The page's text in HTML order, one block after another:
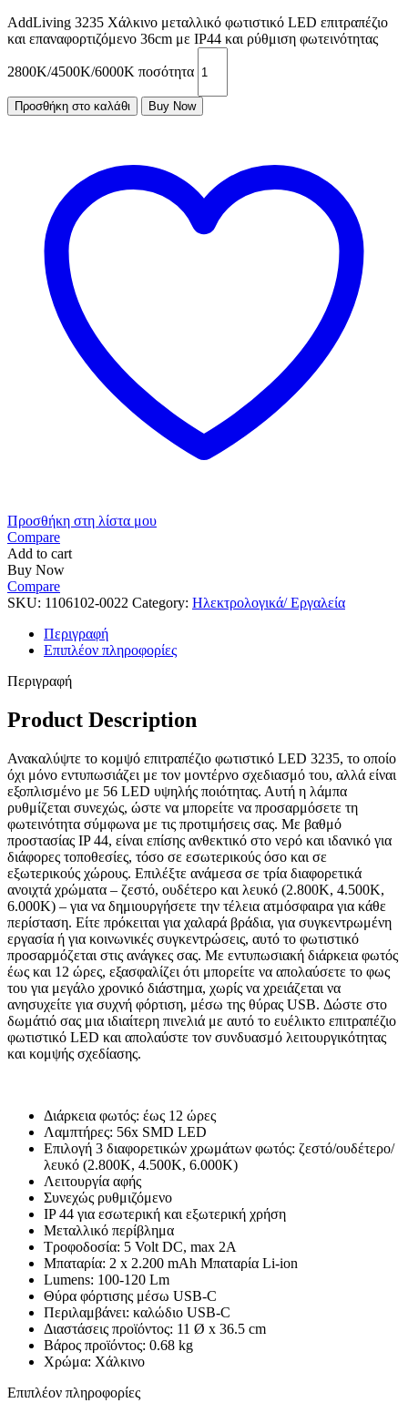
AddLiving 3235 Χάλκινο μεταλλικό φωτιστικό LED επιτραπέζιο
και επαναφορτιζόμενο 36cm με IP44 και ρύθμιση φωτεινότητας
2800Κ/4500Κ/6000Κ ποσότητα
Προσθήκη στο καλάθι Buy Now
Προσθήκη στη λίστα μου
Compare
Add to cart
Buy Now
Compare
SKU: 1106102-0022 Category: Ηλεκτρολογικά/ Εργαλεία
Περιγραφή
Επιπλέον πληροφορίες
Περιγραφή
Product Description
Ανακαλύψτε το κομψό επιτραπέζιο φωτιστικό LED 3235, το οποίο
όχι μόνο εντυπωσιάζει με τον μοντέρνο σχεδιασμό του, αλλά είναι
εξοπλισμένο με 56 LED υψηλής ποιότητας. Αυτή η λάμπα
ρυθμίζεται συνεχώς, ώστε να μπορείτε να προσαρμόσετε τη
φωτεινότητα σύμφωνα με τις προτιμήσεις σας. Με βαθμό
προστασίας IP 44, είναι επίσης ανθεκτικό στο νερό και ιδανικό για
διάφορες τοποθεσίες, τόσο σε εσωτερικούς όσο και σε
εξωτερικούς χώρους. Επιλέξτε ανάμεσα σε τρία διαφορετικά
ανοιχτά χρώματα – ζεστό, ουδέτερο και λευκό (2.800K, 4.500K,
6.000K) – για να δημιουργήσετε την τέλεια ατμόσφαιρα για κάθε
περίσταση. Είτε πρόκειται για χαλαρά βράδια, για συγκεντρωμένη
εργασία ή για κοινωνικές συγκεντρώσεις, αυτό το φωτιστικό
προσαρμόζεται στις ανάγκες σας. Με εντυπωσιακή διάρκεια φωτός
έως και 12 ώρες, εξασφαλίζει ότι μπορείτε να απολαύσετε το φως
του για μεγάλο χρονικό διάστημα, χωρίς να χρειάζεται να
ανησυχείτε για συχνή φόρτιση, μέσω της θύρας USB. Δώστε στο
δωμάτιό σας μια ιδιαίτερη πινελιά με αυτό το ευέλικτο επιτραπέζιο
φωτιστικό LED και απολαύστε τον συνδυασμό λειτουργικότητας
και κομψής σχεδίασης.
Διάρκεια φωτός: έως 12 ώρες
Λαμπτήρες: 56x SMD LED
Επιλογή 3 διαφορετικών χρωμάτων φωτός: ζεστό/ουδέτερο/
λευκό (2.800K, 4.500K, 6.000K)
Λειτουργία αφής
Συνεχώς ρυθμιζόμενο
IP 44 για εσωτερική και εξωτερική χρήση
Μεταλλικό περίβλημα
Τροφοδοσία: 5 Volt DC, max 2Α
Μπαταρία: 2 x 2.200 mAh Μπαταρία Li-ion
Lumens: 100-120 Lm
Θύρα φόρτισης μέσω USB-C
Περιλαμβάνει: καλώδιο USB-C
Διαστάσεις προϊόντος: 11 Ø x 36.5 cm
Βάρος προϊόντος: 0.68 kg
Χρώμα: Χάλκινο
Επιπλέον πληροφορίες